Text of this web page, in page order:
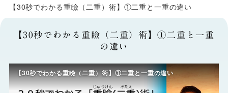
【30秒でわかる重瞼（二重）術】①二重と一重の違い
【30秒でわかる重瞼（二重）術】①二重と一重
の違い
【30秒でわかる重瞼（二重）術】①二重と一重の違い